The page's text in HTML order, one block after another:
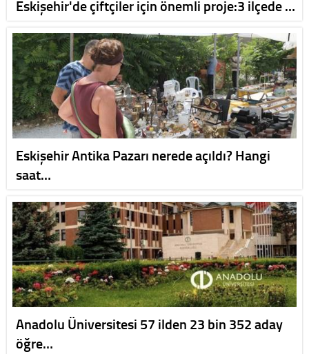
Eskişehir'de çiftçiler için önemli proje:3 ilçede …
Eskişehir Antika Pazarı nerede açıldı? Hangi
saat…
Anadolu Üniversitesi 57 ilden 23 bin 352 aday
öğre…